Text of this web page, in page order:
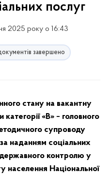
послуг
2025 року о 16:43
завершено
стану на вакантну
«В» − головного
супроводу
наданням соціальних
контролю у
населення Національної